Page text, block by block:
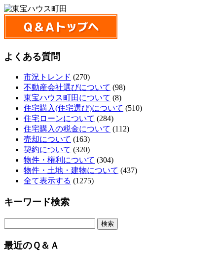
よくある質問
市況トレンド (270)
不動産会社選びについて (98)
東宝ハウス町田について (8)
住宅購入(住宅選び)について (510)
住宅ローンについて (284)
住宅購入の税金について (112)
売却について (163)
契約について (320)
物件・権利について (304)
物件・土地・建物について (437)
全て表示する (1275)
キーワード検索
最近のＱ＆Ａ